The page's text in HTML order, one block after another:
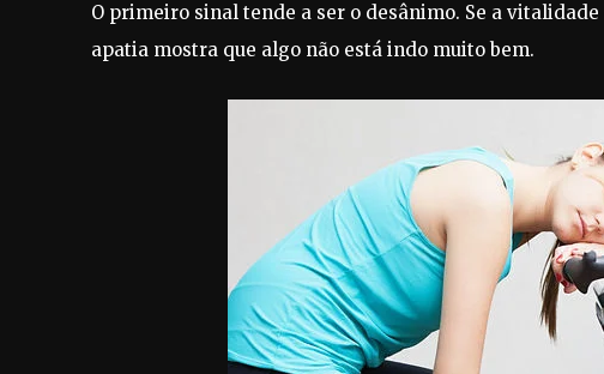
O primeiro sinal tende a ser o desânimo. Se a
apatia mostra que algo não está indo muito bem.